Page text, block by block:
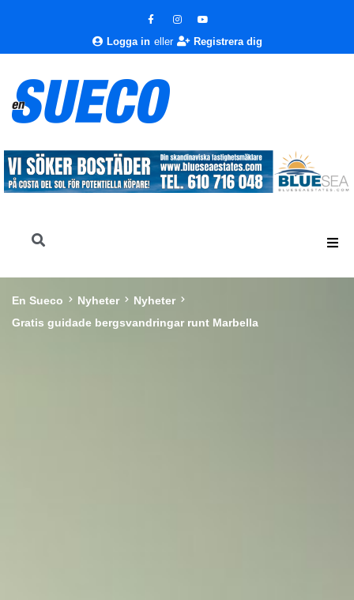
Logga in eller Registrera dig
En Sueco Nyheter
Nyheter
Gratis guidade bergsvandringar runt Marbella